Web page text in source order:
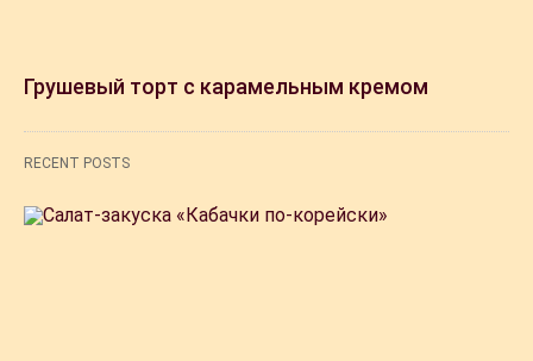
Грушевый торт с карамельным кремом
RECENT POSTS